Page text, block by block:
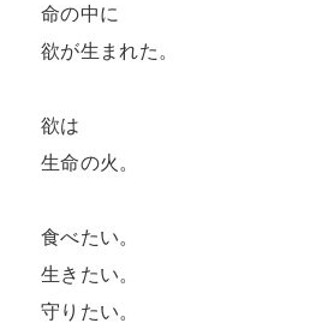
命の中に
欲が生まれた。
欲は
生命の火。
食べたい。
生きたい。
守りたい。